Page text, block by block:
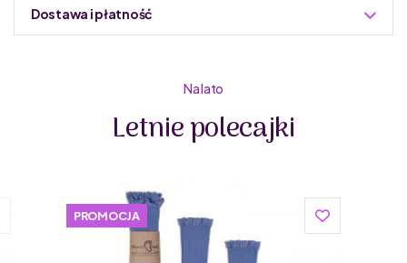
tego czasu zachwyca klientów na całym świecie
swoimi kolorowymi, przystępnymi
cenowo i ponadczasowymi modelami.
Okulary IZIPIZI to nie tylko modny design, ale także
Dostawa i płatność
Na lato
Letnie polecajki
PROMOCJA